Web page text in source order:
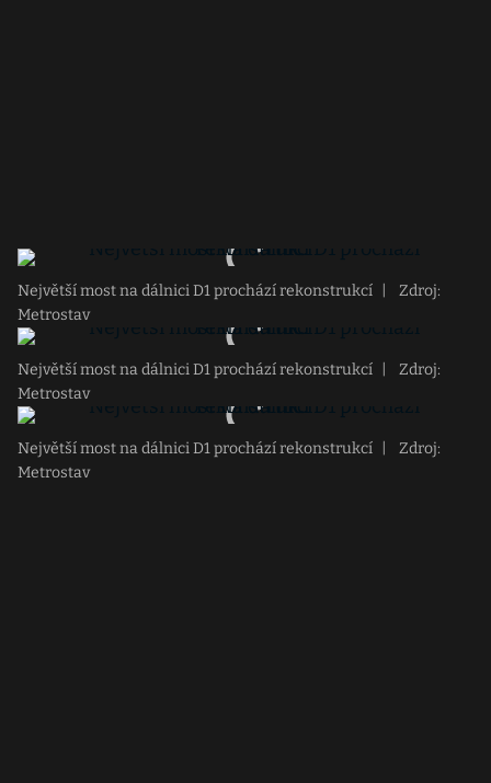
Největší most na dálnici D1 prochází rekonstrukcí
Zdroj:
Metrostav
Největší most na dálnici D1 prochází rekonstrukcí
Zdroj:
Metrostav
Největší most na dálnici D1 prochází rekonstrukcí
Zdroj:
Metrostav